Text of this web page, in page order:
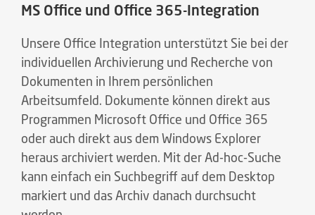
MS Office und Office 365-Integration
Unsere Office Integration unterstützt Sie bei der
individuellen Archivierung und Recherche von
Dokumenten in Ihrem persönlichen
Arbeitsumfeld. Dokumente können direkt aus
Programmen Microsoft Office und Office 365
oder auch direkt aus dem Windows Explorer
heraus archiviert werden. Mit der Ad-hoc-Suche
kann einfach ein Suchbegriff auf dem Desktop
markiert und das Archiv danach durchsucht